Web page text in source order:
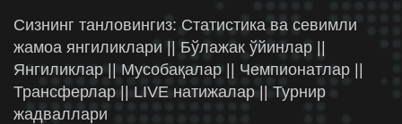
Сизнинг танловингиз: Статистика ва севимли
жамоа янгиликлари || Бўлажак ўйинлар ||
Янгиликлар || Мусобақалар || Чемпионатлар ||
Трансферлар || LIVE натижалар || Турнир
жадваллари